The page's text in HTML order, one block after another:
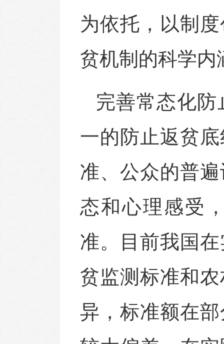
为依托，以制
贫机制的科学
完善常态化
一的防止返贫
准、公众的普
态和心理感受
准。目前我国
贫监测标准和
异，标准额在